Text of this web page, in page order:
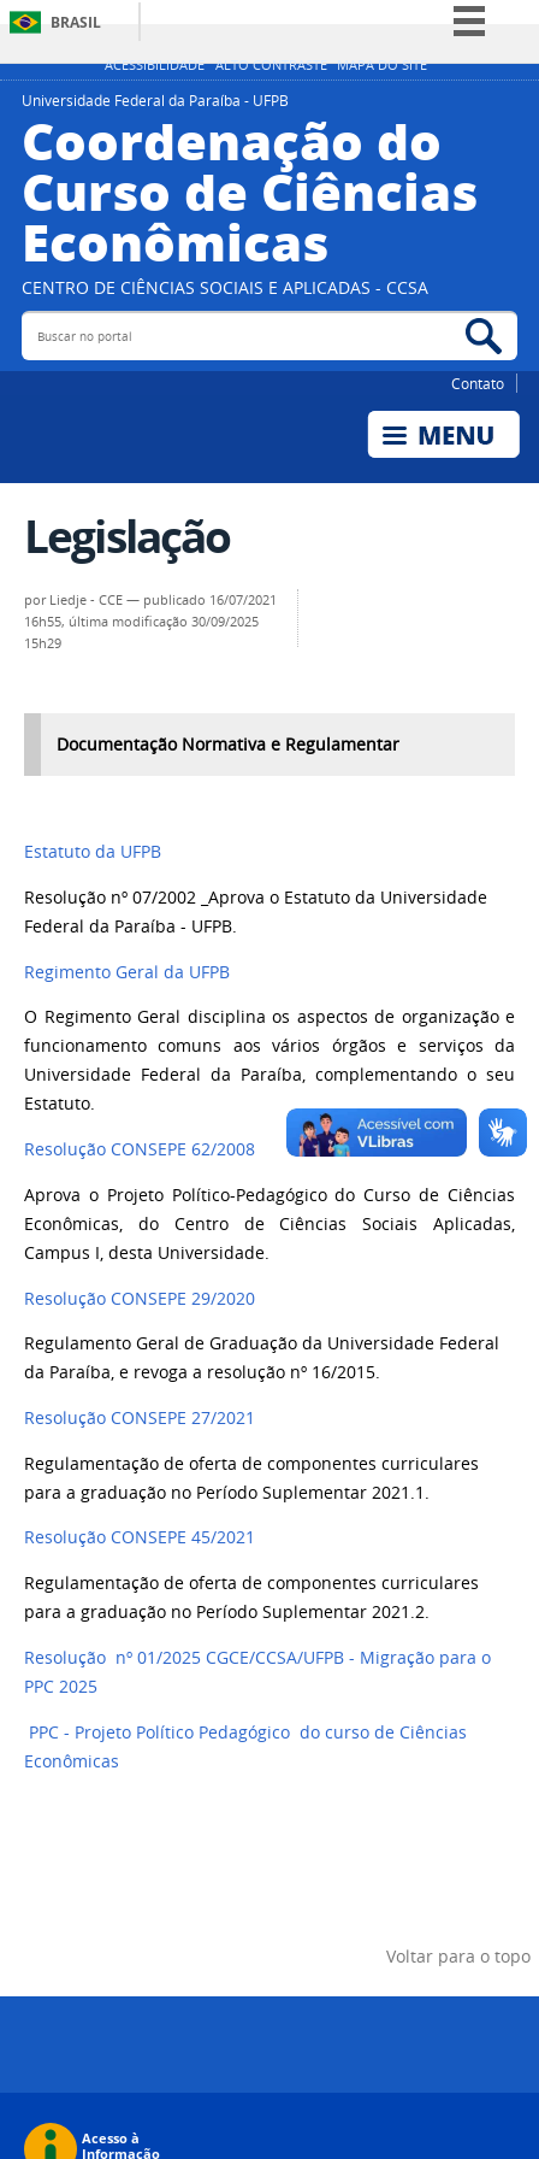
ACESSIBILIDADE ALTO CONTRASTE MAPA DO SITE
BRASIL
Simplifique!
Participe
Acesso à informação
Legislação
Universidade Federal da Paraíba - UFPB
Coordenação do
Curso de Ciências
Econômicas
CENTRO DE CIÊNCIAS SOCIAIS E APLICADAS - CCSA
Buscar no portal
Contato
Legislação
por Liedje - CCE — publicado 16/07/2021
16h55, última modificação 30/09/2025
15h29
Documentação Normativa e Regulamentar
Estatuto da UFPB
Resolução nº 07/2002 _Aprova o Estatuto da Universidade
Federal da Paraíba - UFPB.
Regimento Geral da UFPB
O Regimento Geral disciplina os aspectos de organização e
funcionamento comuns aos vários órgãos e serviços da
Universidade Federal da Paraíba, complementando o seu
Estatuto.
Resolução CONSEPE 62/2008
Aprova o Projeto Político-Pedagógico do Curso de Ciências
Econômicas, do Centro de Ciências Sociais Aplicadas,
Campus I, desta Universidade.
Resolução CONSEPE 29/2020
Regulamento Geral de Graduação da Universidade Federal
da Paraíba, e revoga a resolução nº 16/2015.
Resolução CONSEPE 27/2021
Regulamentação de oferta de componentes curriculares
para a graduação no Período Suplementar 2021.1.
Resolução CONSEPE 45/2021
Regulamentação de oferta de componentes curriculares
para a graduação no Período Suplementar 2021.2.
Resolução nº 01/2025 CGCE/CCSA/UFPB - Migração para o
PPC 2025
PPC - Projeto Político Pedagógico do curso de Ciências
Econômicas
Voltar para o topo